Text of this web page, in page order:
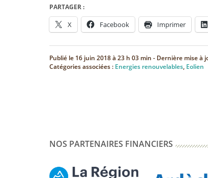
PARTAGER :
X Facebook Imprimer
Publié le 16 juin 2018 à 23 h 03 min - Dernière mise à
Catégories associées : Energies renouvelables, Eolien
NOS PARTENAIRES FINANCIERS